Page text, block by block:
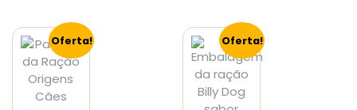
Oferta! Oferta!